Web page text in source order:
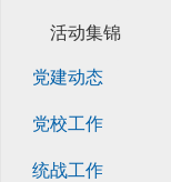
活动集锦
党建动态
党校工作
统战工作